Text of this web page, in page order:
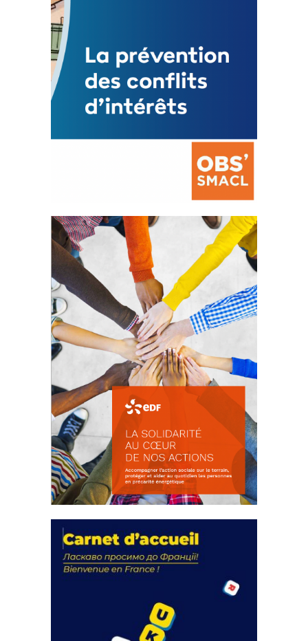
FEUILLETER
La prévention des conflits
d’intérêts
18 septembre 2023
FEUILLETER
actions
18 septembre 2023
FEUILLETER